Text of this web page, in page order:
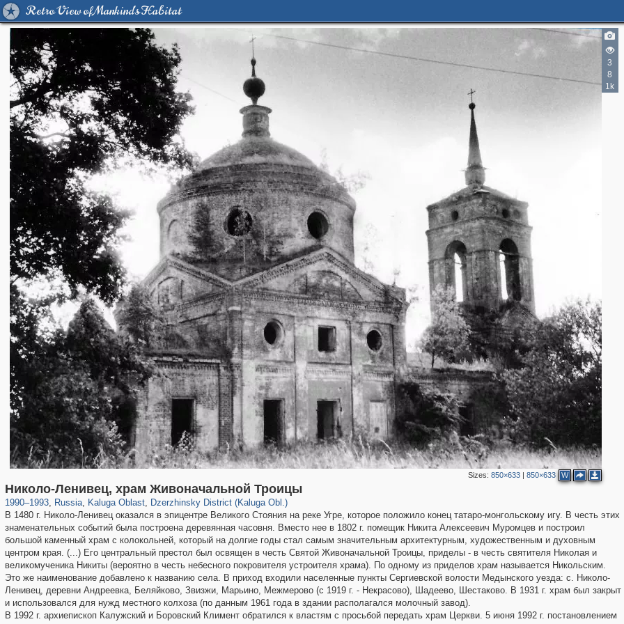
Retro View of Mankind's Habitat
3
8
1k
Sizes: 850×633| 850×633 W
Николо-Ленивец, храм Живоначальной Троицы
1990–1993, Russia
1,406,837 29,243
, Kaluga Oblast
10,548 198
, Dzerzhinsky District (Kaluga Obl.)
394 7
В 1480 г. Николо-Ленивец оказался в эпицентре Великого Стояния на реке Угре, которое положило конец татаро-монгольскому игу. В честь этих
знаменательных событий была построена деревянная часовня. Вместо нее в 1802 г. помещик Никита Алексеевич Муромцев и построил
большой каменный храм с колокольней, который на долгие годы стал самым значительным архитектурным, художественным и духовным
центром края. (...) Его центральный престол был освящен в честь Святой Живоначальной Троицы, приделы - в честь святителя Николая и
великомученика Никиты (вероятно в честь небесного покровителя устроителя храма). По одному из приделов храм называется Никольским.
Это же наименование добавлено к названию села. В приход входили населенные пункты Сергиевской волости Медынского уезда: с. Николо-
Ленивец, деревни Андреевка, Беляйково, Звизжи, Марьино, Межмерово (с 1919 г. - Некрасово), Шадеево, Шестаково. В 1931 г. храм был закрыт
и использовался для нужд местного колхоза (по данным 1961 года в здании располагался молочный завод).
В 1992 г. архиепископ Калужский и Боровский Климент обратился к властям с просьбой передать храм Церкви. 5 июня 1992 г. постановлением